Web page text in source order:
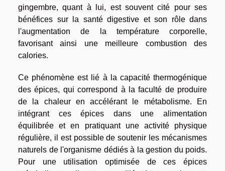
gingembre, quant à lui, est souvent cité pour ses
bénéfices sur la santé digestive et son rôle dans
l'augmentation de la température corporelle,
favorisant ainsi une meilleure combustion des
calories.
Ce phénomène est lié à la capacité thermogénique
des épices, qui correspond à la faculté de produire
de la chaleur en accélérant le métabolisme. En
intégrant ces épices dans une alimentation
équilibrée et en pratiquant une activité physique
régulière, il est possible de soutenir les mécanismes
naturels de l'organisme dédiés à la gestion du poids.
Pour une utilisation optimisée de ces épices